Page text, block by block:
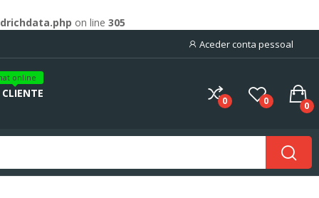
on line 305
Aceder conta pessoal
online
0 0 0